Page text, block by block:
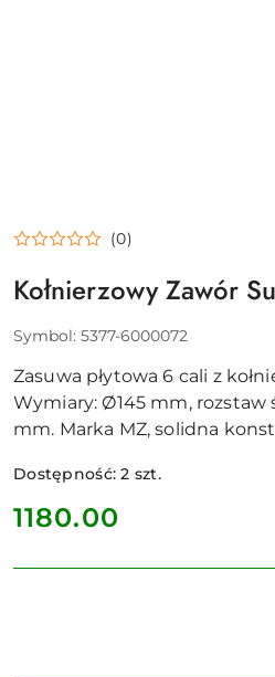
(0)
Kołnierzowy Zawór
Symbol: 5377-6000072
Zasuwa płytowa 6 cali z
Wymiary: Ø145 mm, rozstaw
mm. Marka MZ, solidna
Dostępność:2 szt.
cena:
1180.00